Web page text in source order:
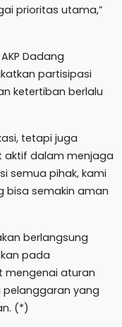
prioritas utama,”
Dadang
partisipasi
ketertiban berlalu
tetapi juga
aktif dalam menjaga
semua pihak, kami
bisa semakin aman
berlangsung
pada
mengenai aturan
yang
(*)